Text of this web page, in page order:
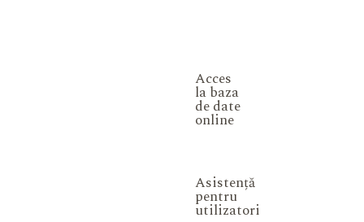
Acces
la baza
de date
online
Asistență
pentru
utilizatori